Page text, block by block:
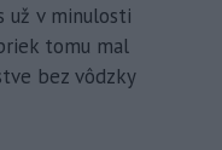
už v minulosti
tomu mal
bez vôdzky